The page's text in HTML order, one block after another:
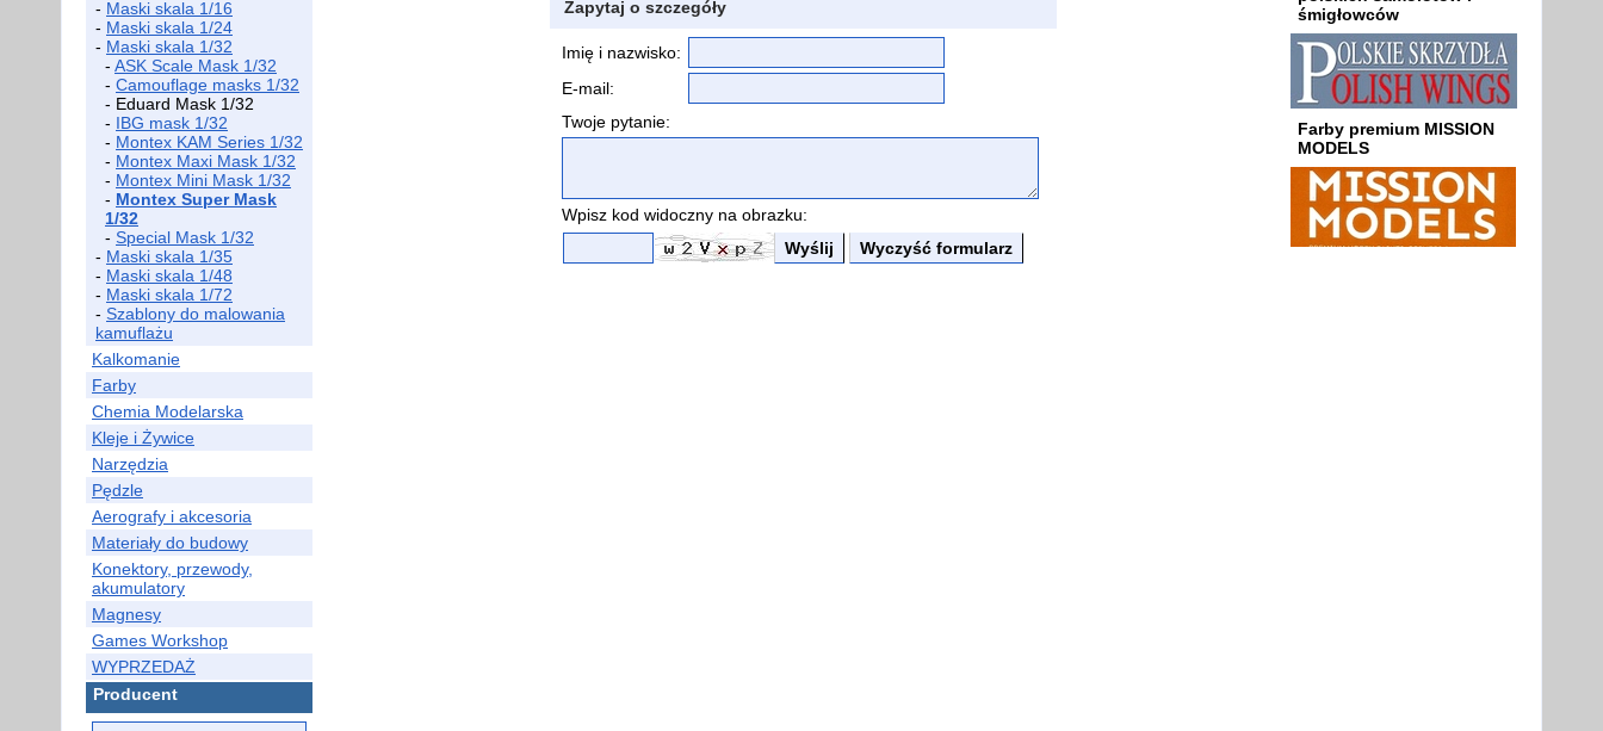
- Maski skala 1/16
- Maski skala 1/24
- Maski skala 1/32
- ASK Scale Mask 1/32
- Camouflage masks 1/32
- Eduard Mask 1/32
- IBG mask 1/32
- Montex KAM Series 1/32
- Montex Maxi Mask 1/32
- Montex Mini Mask 1/32
- Montex Super Mask
1/32
- Special Mask 1/32
- Maski skala 1/35
- Maski skala 1/48
- Maski skala 1/72
- Szablony do malowania
kamuflażu
Kalkomanie
Farby
Chemia Modelarska
Kleje i Żywice
Narzędzia
Pędzle
Aerografy i akcesoria
Materiały do budowy
Konektory, przewody,
akumulatory
Magnesy
Games Workshop
WYPRZEDAŻ
Producent
Zapytaj o szczegóły
Imię i nazwisko:
E-mail:
Twoje pytanie:
Wpisz kod widoczny na obrazku:
śmigłowców
Farby premium MISSION
MODELS